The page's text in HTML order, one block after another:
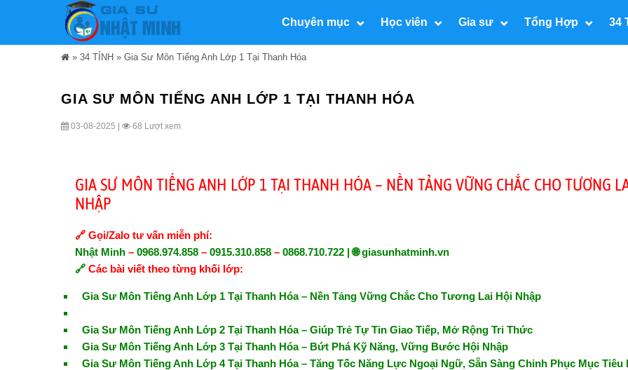
Chuyên mục Học viên Gia sư Tổng Hợp 34
» 34 TỈNH » Gia Sư Môn Tiếng Anh Lớp 1 Tại Thanh Hóa
GIA SƯ MÔN TIẾNG ANH LỚP 1 TẠI THANH HÓA
03-08-2025 | 68 Lượt xem
GIA SƯ MÔN TIẾNG ANH LỚP 1 TẠI THANH HÓA – NỀN TẢNG VỮNG CHẮC CHO TƯƠNG
NHẬP
🔗 Gọi/Zalo tư vấn miễn phí:
Nhật Minh – 0968.974.858 – 0915.310.858 – 0868.710.722 | 🌐giasunhatminh.vn
🔗 Các bài viết theo từng khối lớp:
Gia Sư Môn Tiếng Anh Lớp 1 Tại Thanh Hóa – Nền Tảng Vững Chắc Cho Tương Lai Hội Nhập
Gia Sư Môn Tiếng Anh Lớp 2 Tại Thanh Hóa – Giúp Trẻ Tự Tin Giao Tiếp, Mở Rộng Tri Thức
Gia Sư Môn Tiếng Anh Lớp 3 Tại Thanh Hóa – Bứt Phá Kỹ Năng, Vững Bước Hội Nhập
Gia Sư Môn Tiếng Anh Lớp 4 Tại Thanh Hóa – Tăng Tốc Năng Lực Ngoại Ngữ, Sẵn Sàng Chinh Phục Mục Tiêu